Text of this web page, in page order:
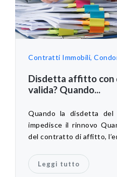
Contratti Immobili,
Disdetta affitto con
valida? Quando...
Quando la disdetta
impedisce il rinnovo
del contratto di affitto,
Leggi tutto